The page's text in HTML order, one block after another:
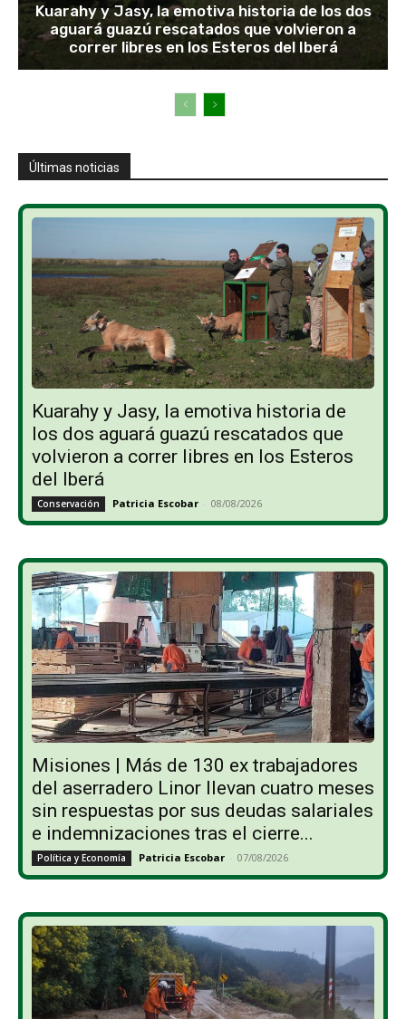
Kuarahy y Jasy, la emotiva historia de los dos
aguará guazú rescatados que volvieron a
correr libres en los Esteros del Iberá
Últimas noticias
Kuarahy y Jasy, la emotiva historia de
los dos aguará guazú rescatados que
volvieron a correr libres en los Esteros
del Iberá
Conservación Patricia Escobar - 08/08/2026
Misiones | Más de 130 ex trabajadores
del aserradero Linor llevan cuatro meses
sin respuestas por sus deudas salariales
e indemnizaciones tras el cierre...
Política y Economía Patricia Escobar - 07/08/2026